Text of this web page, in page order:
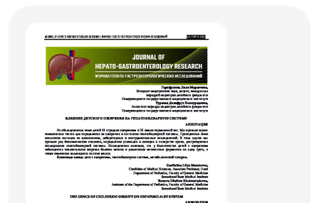
артериального давления в детском возрасте и
проводить своевременное лечение. В статье
рассматривается артериальная гипертензия у
подростков с ожирением. Комплексно обследовано 54
ребенка в возрасте от 14 до 17 лет. Проверяли
показатели жирового и углеводного обмена, суточное
мониторирование артериального давления, состояние
сосудистой стенки. Результаты показали, что при
развитии артериальной гипертензии у подростков с
ожирением отмечается увеличение стандартного